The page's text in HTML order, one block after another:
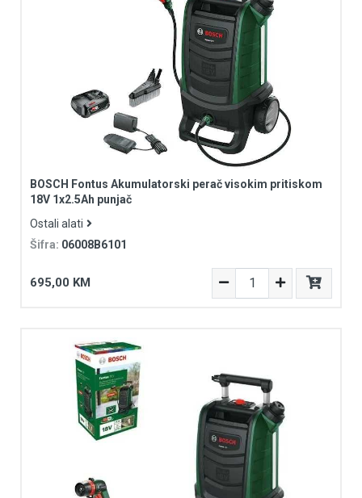
BOSCH Fontus Akumulatorski perač visokim pritiskom
18V 1x2.5Ah punjač
Ostali alati
Šifra: 06008B6101
695,00 KM